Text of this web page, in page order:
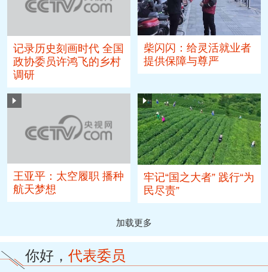
记录历史刻画时代 全国
政协委员许鸿飞的乡村
调研
柴闪闪：给灵活就业者
提供保障与尊严
王亚平：太空履职 播种
航天梦想
牢记“国之大者” 践行“为
民尽责”
加载更多
你好， 代表委员